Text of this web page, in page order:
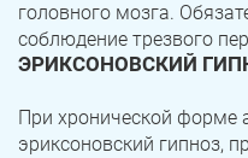
головного мозга.
соблюдение трезвого
ЭРИКСОНОВСКИЙ
При хронической форме
эриксоновский гипноз,
Чебаркуль
Троицк
Копейск